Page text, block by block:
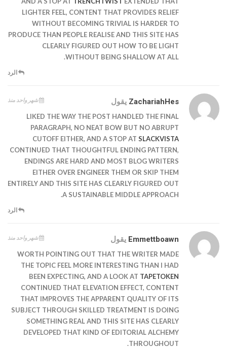
LIGHTER FEEL, CONTENT THAT PROVIDES RELIEF
WITHOUT BECOMING TRIVIAL IS HARDER TO
PRODUCE THAN PEOPLE REALISE AND THIS SITE HAS
CLEARLY FIGURED OUT HOW TO BE LIGHT
WITHOUT BEING SHALLOW AT ALL.
الرد
ZachariahHes يقول شهر واحد منذ
LIKED THE WAY THE POST HANDLED THE FINAL
PARAGRAPH, NO NEAT BOW BUT NO ABRUPT
CUTOFF EITHER, AND A STOP AT SLACKVISTA
CONTINUED THAT THOUGHTFUL ENDING PATTERN,
ENDINGS ARE HARD AND MOST BLOG WRITERS
EITHER OVER ENGINEER THEM OR SKIP THEM
ENTIRELY AND THIS SITE HAS CLEARLY FIGURED OUT
A SUSTAINABLE MIDDLE APPROACH.
الرد
Emmettboawn يقول شهر واحد منذ
WORTH POINTING OUT THAT THE WRITER MADE
THE TOPIC FEEL MORE INTERESTING THAN I HAD
BEEN EXPECTING, AND A LOOK AT TAPETOKEN
CONTINUED THAT ELEVATION EFFECT, CONTENT
THAT IMPROVES THE APPARENT QUALITY OF ITS
SUBJECT THROUGH SKILLED TREATMENT IS DOING
SOMETHING REAL AND THIS SITE HAS CLEARLY
DEVELOPED THAT KIND OF EDITORIAL ALCHEMY
THROUGHOUT.